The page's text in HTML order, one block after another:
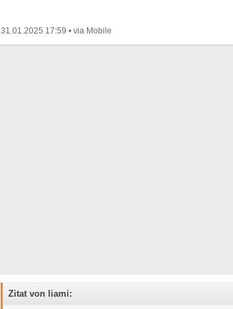
31.01.2025 17:59 •
Zitat von liami: